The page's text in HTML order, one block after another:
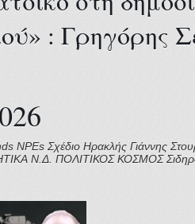
: Γρηγόρης
NPEs Σχέδιο Ηρακλής Γιάννης
Ν.Δ. ΠΟΛΙΤΙΚΟΣ ΚΟΣΜΟΣ